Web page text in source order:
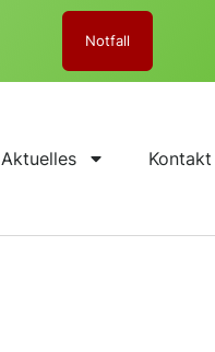
Notfall
Aktuelles Kontakt